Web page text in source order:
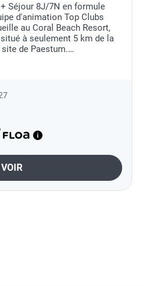
Séjour 8J/7N en formule
d'animation Top Clubs
au Coral Beach Resort,
à seulement 5 km de la
de Paestum.
VOIR